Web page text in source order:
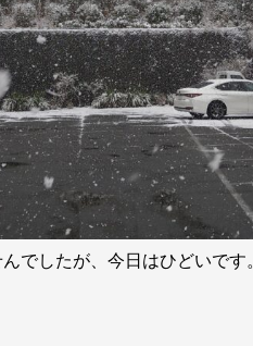
でしたが、今日はひどいです。